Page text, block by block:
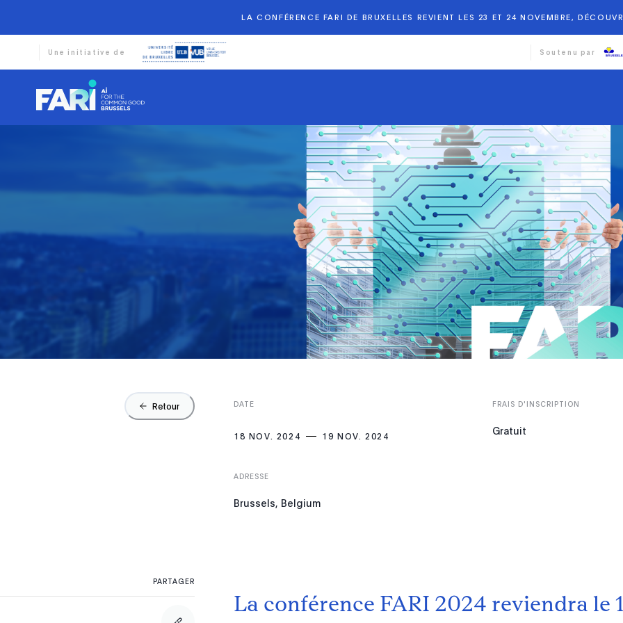
LA CONFÉRENCE FARI DE BRUXELLES REVIENT LES 23 ET 24 NOVEMBRE,
Une initiative de Soutenu par
Retour DATE
18 NOV. 2024 19 NOV. 2024
FRAIS D'INSCRIPTION
Gratuit
ADRESSE
Brussels, Belgium
La conférence FARI 2024 reviendra le
PARTAGER